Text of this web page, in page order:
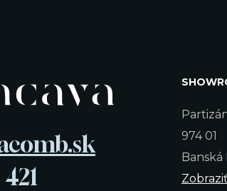
974 01
Banská